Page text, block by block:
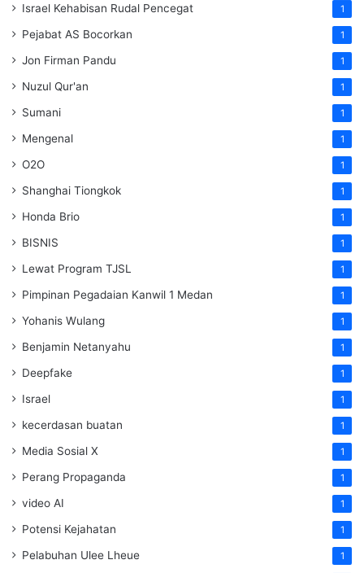
Israel Kehabisan Rudal Pencegat 1
Pejabat AS Bocorkan 1
Jon Firman Pandu 1
Nuzul Qur'an 1
Sumani 1
Mengenal 1
O2O 1
Shanghai Tiongkok 1
Honda Brio 1
BISNIS 1
Lewat Program TJSL 1
Pimpinan Pegadaian Kanwil 1 Medan 1
Yohanis Wulang 1
Benjamin Netanyahu 1
Deepfake 1
Israel 1
kecerdasan buatan 1
Media Sosial X 1
Perang Propaganda 1
video AI 1
Potensi Kejahatan 1
Pelabuhan Ulee Lheue 1